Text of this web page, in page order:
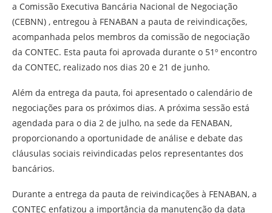
a Comissão Executiva Bancária Nacional de Negociação
(CEBNN) , entregou à FENABAN a pauta de reivindicações,
acompanhada pelos membros da comissão de negociação
da CONTEC. Esta pauta foi aprovada durante o 51º encontro
da CONTEC, realizado nos dias 20 e 21 de junho.
Além da entrega da pauta, foi apresentado o calendário de
negociações para os próximos dias. A próxima sessão está
agendada para o dia 2 de julho, na sede da FENABAN,
proporcionando a oportunidade de análise e debate das
cláusulas sociais reivindicadas pelos representantes dos
bancários.
Durante a entrega da pauta de reivindicações à FENABAN, a
CONTEC enfatizou a importância da manutenção da data